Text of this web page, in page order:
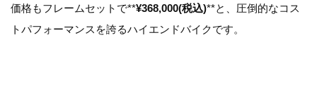
価格もフレームセットで**¥368,000(税込)**と、圧倒的なコス
トパフォーマンスを誇るハイエンドバイクです。